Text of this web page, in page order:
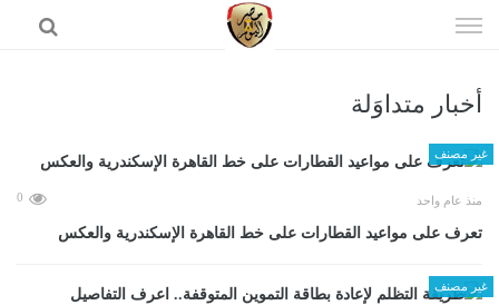
الى
أخبار متداوَلة
غير مصنف
منذ عام واحد 0
تعرف على مواعيد القطارات على خط القاهرة الإسكندرية والعكس
غير مصنف